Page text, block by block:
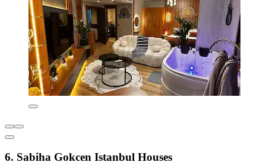
6. Sabiha Gokcen Istanbul Houses